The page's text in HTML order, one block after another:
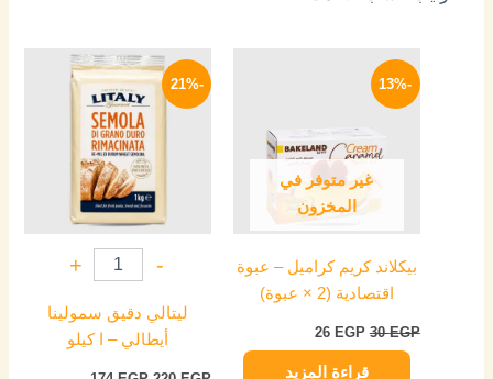
-13%
غير متوفر في
المخزون
بيكلاند كريم كراميل – عبوة
اقتصادية (2 × عبوة)
30EGP
26 EGP
قراءة المزيد
-21%
-
+
ليتالي دقيق سمولينا
أيطالي – ا كيلو
السعر
الأصلي
هو:
220 EGP.
السعر
الحالي
هو:
174 EGP.